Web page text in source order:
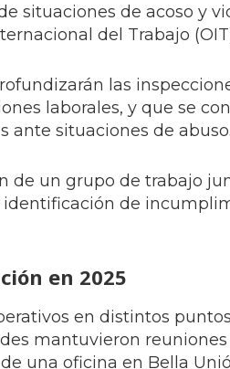
situaciones de acoso y
del Trabajo
las
laborales, y que se
ante situaciones de abuso.
de un grupo de trabajo
de
en 2025
en distintos
mantuvieron
una oficina en Bella